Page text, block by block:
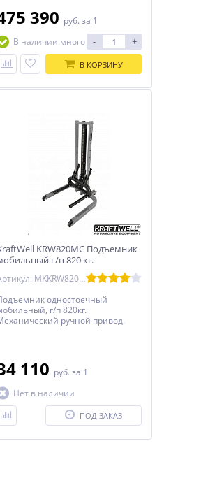
390 руб. за 1
В наличии много
- +
В КОРЗИНУ
KRW820MC Подъемник
г/п 820 кг.
Артикул: MKKRW820MC
одностоечный
г/п 820кг.
ручной привод.
110 руб. за 1
Нет в наличии
ПОД ЗАКАЗ